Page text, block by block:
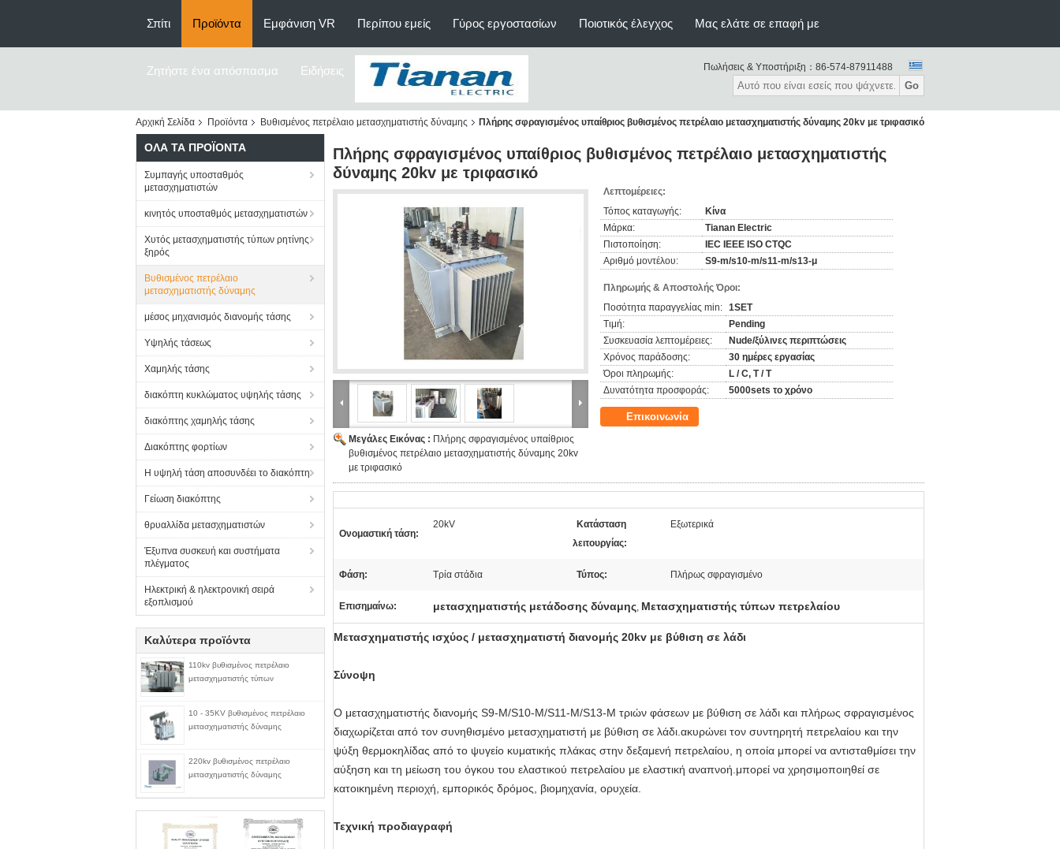
Σπίτι Προϊόντα Εμφάνιση VR Περίπου εμείς Γύρος εργοστασίων Ποιοτικός έλεγχος Μας ελάτε σε επαφή με
Ζητήστε ένα απόσπασμα Ειδήσεις Πωλήσεις & Υποστήριξη： 86-574-87911488
Go
Αρχική Σελίδα Προϊόντα Βυθισμένος πετρέλαιο μετασχηματιστής δύναμης Πλήρης σφραγισμένος υπαίθριος βυθισμένος πετρέλαιο μετασχηματιστής δύναμης 20kv με τριφασικό
ΌΛΑ ΤΑ ΠΡΟΪΌΝΤΑ
Συμπαγής υποσταθμός
μετασχηματιστών
κινητός υποσταθμός μετασχηματιστών
Χυτός μετασχηματιστής τύπων ρητίνης
ξηρός
Βυθισμένος πετρέλαιο
μετασχηματιστής δύναμης
μέσος μηχανισμός διανομής τάσης
Υψηλής τάσεως
Χαμηλής τάσης
διακόπτη κυκλώματος υψηλής τάσης
διακόπτης χαμηλής τάσης
Διακόπτης φορτίων
Η υψηλή τάση αποσυνδέει το διακόπτη
Γείωση διακόπτης
θρυαλλίδα μετασχηματιστών
Έξυπνα συσκευή και συστήματα
πλέγματος
Ηλεκτρική & ηλεκτρονική σειρά
εξοπλισμού
Καλύτερα προϊόντα
110kv βυθισμένος πετρέλαιο
μετασχηματιστής τύπων
10 - 35KV βυθισμένος πετρέλαιο
μετασχηματιστής δύναμης
220kv βυθισμένος πετρέλαιο
μετασχηματιστής δύναμης
Πλήρης σφραγισμένος υπαίθριος βυθισμένος πετρέλαιο μετασχηματιστής
δύναμης 20kv με τριφασικό
Μεγάλες Εικόνας : Πλήρης σφραγισμένος υπαίθριος
βυθισμένος πετρέλαιο μετασχηματιστής δύναμης 20kv
με τριφασικό
Λεπτομέρειες:
Τόπος καταγωγής:
Κίνα
Μάρκα:
Tianan Electric
Πιστοποίηση:
IEC IEEE ISO CTQC
Αριθμό μοντέλου:
S9-m/s10-m/s11-m/s13-μ
Πληρωμής & Αποστολής Όροι:
Ποσότητα παραγγελίας min: 1SET
Τιμή:
Pending
Συσκευασία λεπτομέρειες:
Nude/ξύλινες περιπτώσεις
Χρόνος παράδοσης:
30 ημέρες εργασίας
Όροι πληρωμής:
L / C, T / T
Δυνατότητα προσφοράς:
5000sets το χρόνο
Επικοινωνία
Ονομαστική τάση:
20kV
Κατάσταση
λειτουργίας:
Εξωτερικά
Φάση: Τρία στάδια Τύπος: Πλήρως σφραγισμένο
Επισημαίνω: μετασχηματιστής μετάδοσης δύναμης, Μετασχηματιστής τύπων πετρελαίου
Μετασχηματιστής ισχύος / μετασχηματιστή διανομής 20kv με βύθιση σε λάδι
Σύνοψη
Ο μετασχηματιστής διανομής S9-M/S10-M/S11-M/S13-M τριών φάσεων με βύθιση σε λάδι και πλήρως σφραγισμένος
διαχωρίζεται από τον συνηθισμένο μετασχηματιστή με βύθιση σε λάδι.ακυρώνει τον συντηρητή πετρελαίου και την
ψύξη θερμοκηλίδας από το ψυγείο κυματικής πλάκας στην δεξαμενή πετρελαίου, η οποία μπορεί να αντισταθμίσει την
αύξηση και τη μείωση του όγκου του ελαστικού πετρελαίου με ελαστική αναπνοή.μπορεί να χρησιμοποιηθεί σε
κατοικημένη περιοχή, εμπορικός δρόμος, βιομηχανία, ορυχεία.
Τεχνική προδιαγραφή